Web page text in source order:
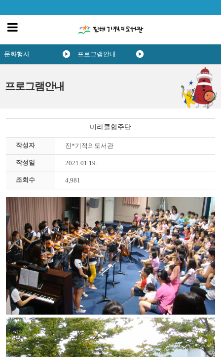
프로그램안내
문화행사 프로그램안내
미라클합주단
작성자 진*기적의도서관
작성일 2021.01.19.
조회수 4,981